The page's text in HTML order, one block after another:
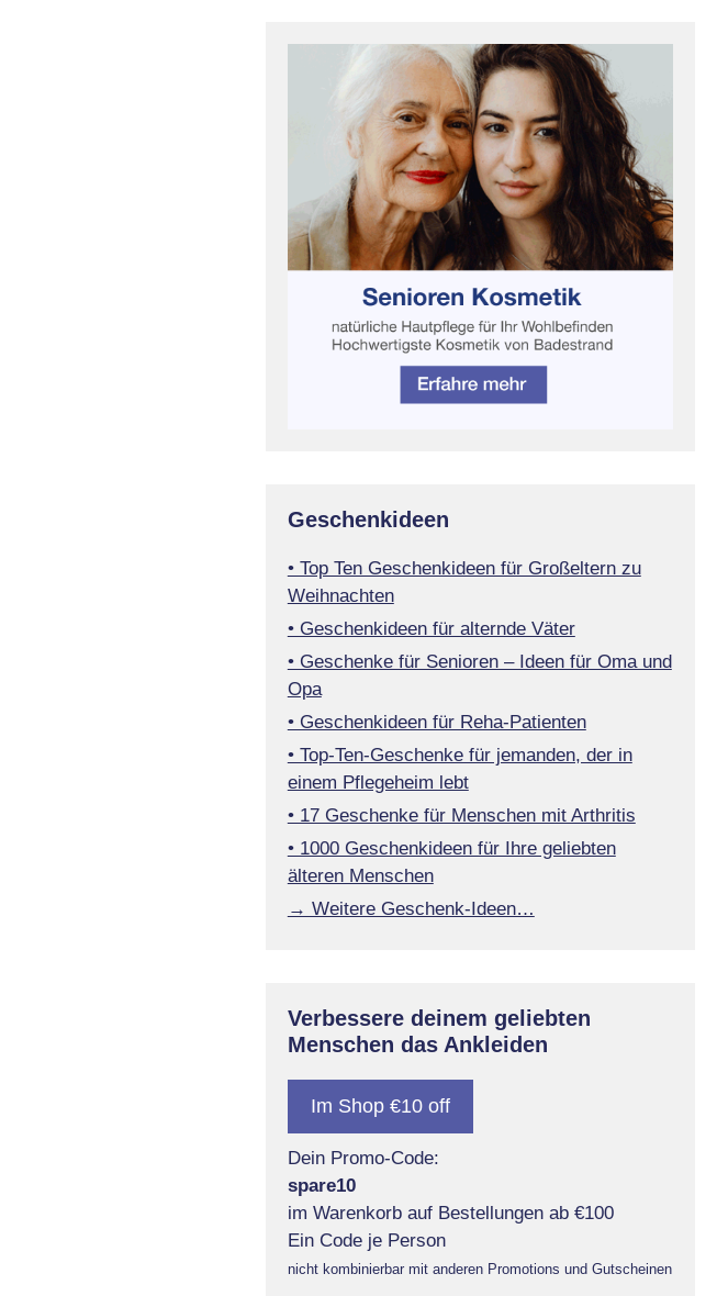
Geschenkideen
• Top Ten Geschenkideen für Großeltern zu
Weihnachten
• Geschenkideen für alternde Väter
• Geschenke für Senioren – Ideen für Oma und
Opa
• Geschenkideen für Reha-Patienten
• Top-Ten-Geschenke für jemanden, der in
einem Pflegeheim lebt
• 17 Geschenke für Menschen mit Arthritis
• 1000 Geschenkideen für Ihre geliebten
älteren Menschen
→ Weitere Geschenk-Ideen…
Verbessere deinem geliebten
Menschen das Ankleiden
Im Shop €10 off
Dein Promo-Code:
spare10
im Warenkorb auf Bestellungen ab €100
Ein Code je Person
nicht kombinierbar mit anderen Promotions und Gutscheinen